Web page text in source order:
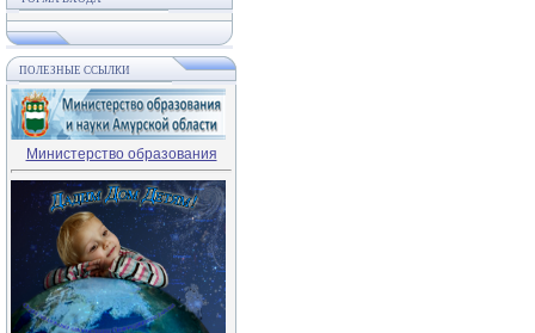
ПОЛЕЗНЫЕ ССЫЛКИ
Министерство образования